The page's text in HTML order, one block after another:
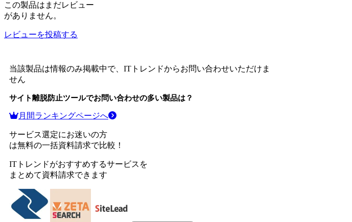
この製品はまだレビュー
がありません。
レビューを投稿する
当該製品は情報のみ掲載中で、ITトレンドからお問い合わせいただけま
せん
サイト離脱防止ツールでお問い合わせの多い製品は？
月間ランキングページへ
サービス選定にお迷いの方
は無料の一括資料請求で比較！
ITトレンドがおすすめするサービスを
まとめて資料請求できます